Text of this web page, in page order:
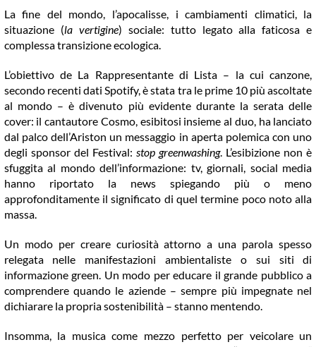
La fine del mondo, l’apocalisse, i cambiamenti climatici, la
situazione (la vertigine) sociale: tutto legato alla faticosa e
complessa transizione ecologica.
L’obiettivo de La Rappresentante di Lista – la cui canzone,
secondo recenti dati Spotify, è stata tra le prime 10 più ascoltate
al mondo – è divenuto più evidente durante la serata delle
cover: il cantautore Cosmo, esibitosi insieme al duo, ha lanciato
dal palco dell’Ariston un messaggio in aperta polemica con uno
degli sponsor del Festival:stop greenwashing. L’esibizione non è
sfuggita al mondo dell’informazione: tv, giornali, social media
hanno riportato la news spiegando più o meno
approfonditamente il significato di quel termine poco noto alla
massa.
Un modo per creare curiosità attorno a una parola spesso
relegata nelle manifestazioni ambientaliste o sui siti di
informazione green. Un modo per educare il grande pubblico a
comprendere quando le aziende – sempre più impegnate nel
dichiarare la propria sostenibilità – stanno mentendo.
Insomma, la musica come mezzo perfetto per veicolare un